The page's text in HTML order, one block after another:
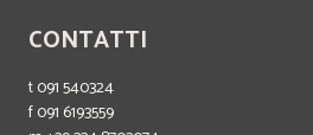
CONTATTI
t 091 540324
f 091 6193559